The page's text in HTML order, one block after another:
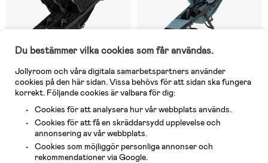
1 Kvar
Thule Urban Glide 3 Duovagn,
(0)
Thule Urban Glide 4 Duovagn,
Du bestämmer vilka cookies som får användas.
Jollyroom och våra digitala samarbetspartners använder
cookies på den här sidan. Vissa behövs för att sidan ska fungera
korrekt. Följande cookies är valbara för dig:
Cookies för att analysera hur vår webbplats används.
Cookies för att få en skräddarsydd upplevelse och
annonsering av vår webbplats.
Cookies som möjliggör personliga annonser och
rekommendationer via Google.